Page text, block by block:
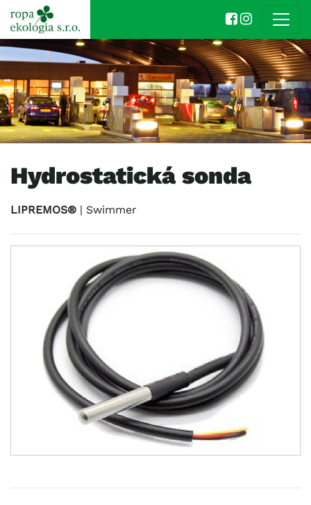
Hydrostatická sonda
LIPREMOS® | Swimmer